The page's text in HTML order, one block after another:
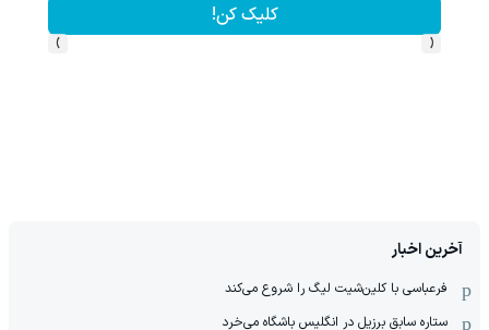
کلیک کن!
‹
›
آخرین اخبار
فرعباسی با کلین‌شیت لیگ را شروع می‌کند
ستاره سابق برزیل در انگلیس باشگاه می‌خرد